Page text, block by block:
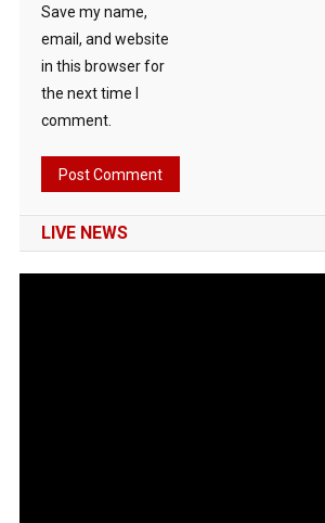
Save my name,
email, and website
in this browser for
the next time I
comment.
LIVE NEWS